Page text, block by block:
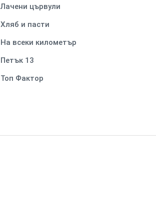
Лачени цървули
Хляб и пасти
На всеки километър
Петък 13
Топ Фактор